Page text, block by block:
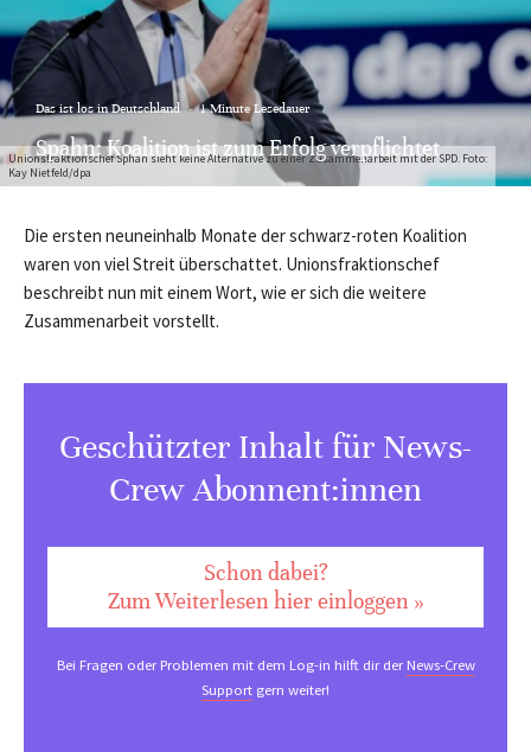
Unionsfraktionschef Sphan sieht keine Alternative zu einer Zusammenarbeit mit der SPD. Foto:
Kay Nietfeld/dpa
Das ist los in Deutschland · 1 Minute Lesedauer
Spahn: Koalition ist zum Erfolg verpflichtet
Die ersten neuneinhalb Monate der schwarz-roten Koalition
waren von viel Streit überschattet. Unionsfraktionschef
beschreibt nun mit einem Wort, wie er sich die weitere
Zusammenarbeit vorstellt.
Geschützter Inhalt für News-
Crew Abonnent:innen
Schon dabei?
Zum Weiterlesen hier einloggen »
Bei Fragen oder Problemen mit dem Log-in hilft dir derNews-Crew
Support gern weiter!